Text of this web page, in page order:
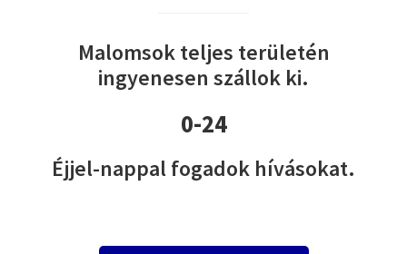
Malomsok teljes területén
ingyenesen szállok ki.
0-24
Éjjel-nappal fogadok hívásokat.